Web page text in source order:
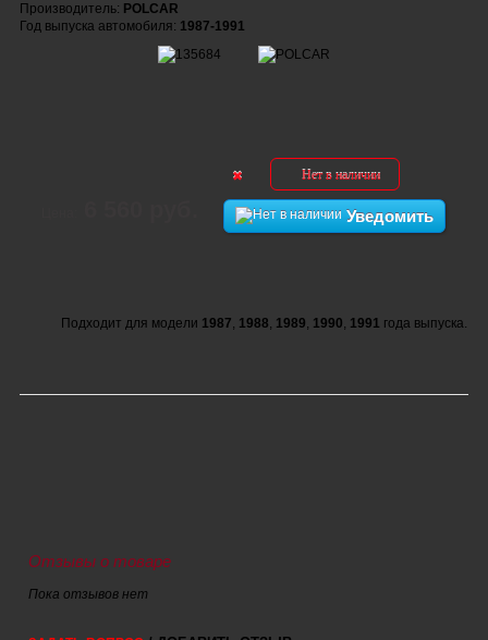
Производитель: POLCAR
Год выпуска автомобиля: 1987-1991
Нет в наличии
Уведомить
Подходит для модели 1987, 1988, 1989, 1990, 1991 года выпуска.
Отзывы о товаре
Пока отзывов нет